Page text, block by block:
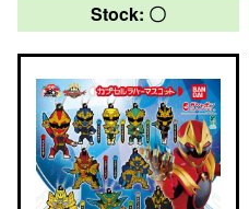
Stock: 〇